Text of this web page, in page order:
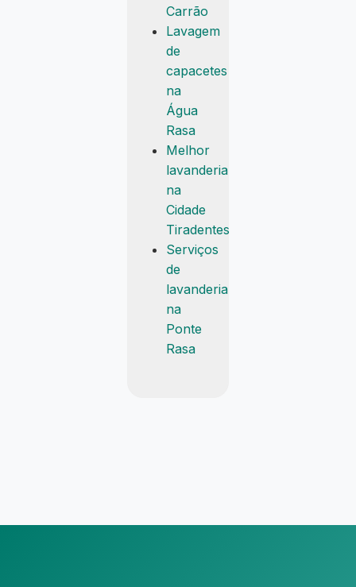
Carrão
Lavagem
de
capacetes
na
Água
Rasa
Melhor
lavanderia
na
Cidade
Tiradentes
Serviços
de
lavanderia
na
Ponte
Rasa